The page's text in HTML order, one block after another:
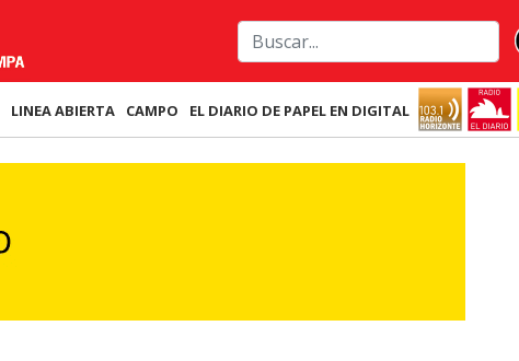
LINEA ABIERTA CAMPO EL DIARIO DE PAPEL EN DIGITAL